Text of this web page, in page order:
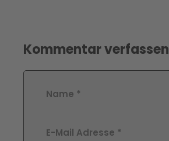
Kommentar verfassen
Name *
E-Mail Adresse *